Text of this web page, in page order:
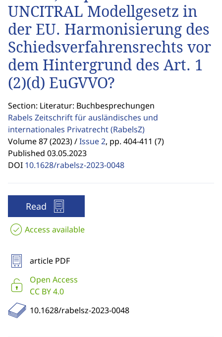
UNCITRAL Modellgesetz in
der EU. Harmonisierung des
Schiedsverfahrensrechts vor
dem Hintergrund des Art. 1
(2)(d) EuGVVO?
Section: Literatur: Buchbesprechungen
Rabels Zeitschrift für ausländisches und
internationales Privatrecht(RabelsZ)
Volume 87 (2023) /Issue 2, pp. 404-411 (7)
Published 03.05.2023
DOI 10.1628/rabelsz-2023-0048
Read
Access available
article PDF
Open Access
CC BY 4.0
10.1628/rabelsz-2023-0048